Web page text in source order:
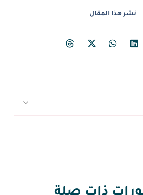
نشر هذا المقال